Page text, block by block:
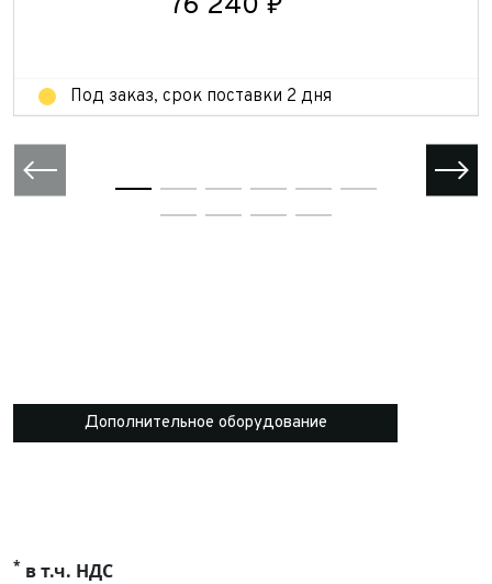
Под заказ, срок поставки 2 дня
Дополнительное оборудование
* в т.ч. НДС